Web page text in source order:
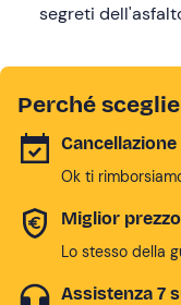
segreti
Perché
Ok ti
Miglior
Lo stesso della
Assistenza 7